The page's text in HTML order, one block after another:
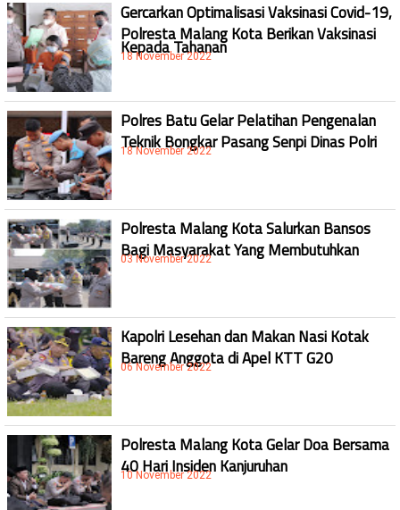
Gercarkan Optimalisasi Vaksinasi Covid-19,
Polresta Malang Kota Berikan Vaksinasi
Kepada Tahanan
18 November 2022
Polres Batu Gelar Pelatihan Pengenalan
Teknik Bongkar Pasang Senpi Dinas Polri
18 November 2022
Polresta Malang Kota Salurkan Bansos
Bagi Masyarakat Yang Membutuhkan
03 November 2022
Kapolri Lesehan dan Makan Nasi Kotak
Bareng Anggota di Apel KTT G20
06 November 2022
Polresta Malang Kota Gelar Doa Bersama
40 Hari Insiden Kanjuruhan
10 November 2022